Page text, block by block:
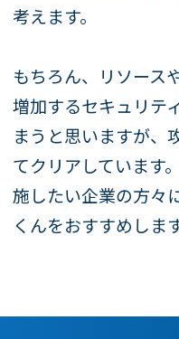
考えます。
もちろん、リソース
増加するセキュリテ
まうと思いますが、
てクリアしています
施したい企業の方々
くんをおすすめします